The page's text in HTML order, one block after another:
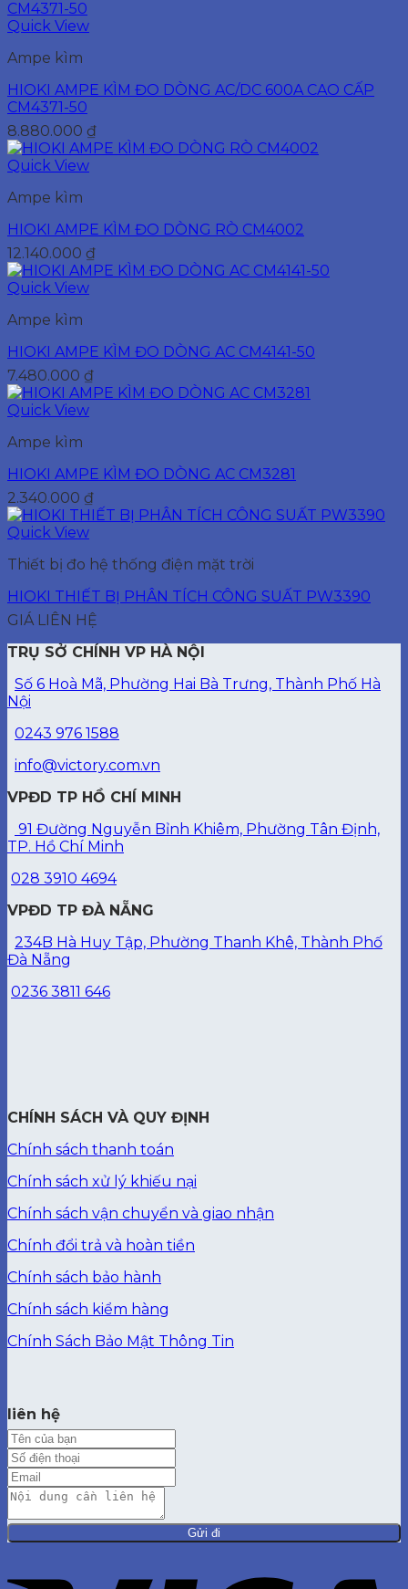
Quick View
Ampe kìm
HIOKI AMPE KÌM ĐO DÒNG AC/DC 600A CAO CẤP
CM4371-50
8.880.000 ₫
Quick View
Ampe kìm
HIOKI AMPE KÌM ĐO DÒNG RÒ CM4002
12.140.000 ₫
Quick View
Ampe kìm
HIOKI AMPE KÌM ĐO DÒNG AC CM4141-50
7.480.000 ₫
Quick View
Ampe kìm
HIOKI AMPE KÌM ĐO DÒNG AC CM3281
2.340.000 ₫
Quick View
Thiết bị đo hệ thống điện mặt trời
HIOKI THIẾT BỊ PHÂN TÍCH CÔNG SUẤT PW3390
GIÁ LIÊN HỆ
TRỤ SỞ CHÍNH VP HÀ NỘI
Số 6 Hoà Mã, Phường Hai Bà Trưng, Thành Phố Hà
Nội
0243 976 1588
info@victory.com.vn
VPĐD TP HỒ CHÍ MINH
91 Đường Nguyễn Bỉnh Khiêm, Phường Tân Định,
TP. Hồ Chí Minh
028 3910 4694
VPĐD TP ĐÀ NẴNG
234B Hà Huy Tập, Phường Thanh Khê, Thành Phố
Đà Nẵng
0236 3811 646
CHÍNH SÁCH VÀ QUY ĐỊNH
Chính sách thanh toán
Chính sách xử lý khiếu nại
Chính sách vận chuyển và giao nhận
Chính đổi trả và hoàn tiền
Chính sách bảo hành
Chính sách kiểm hàng
Chính Sách Bảo Mật Thông Tin
liên hệ
Gửi đi